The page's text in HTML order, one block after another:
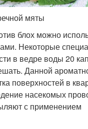
мяты
блох можно
Некоторые
в ведре воды 20
Данной
поверхностей в
насекомых
с применением